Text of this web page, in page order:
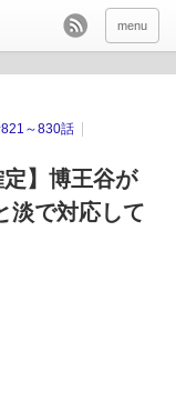
menu
～830話
】博王谷が
淡で対応して